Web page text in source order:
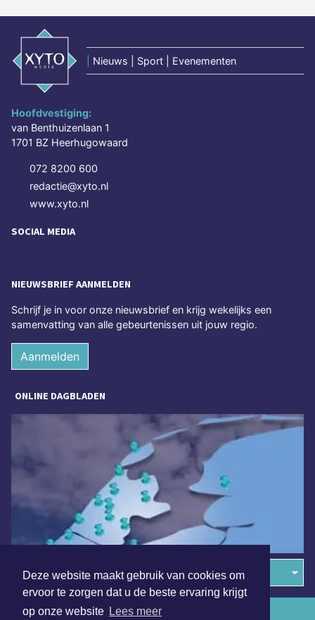
Deze website maakt gebruik van cookies om
ervoor te zorgen dat u de beste ervaring krijgt
op onze website Lees meer
Nieuws | Sport | Evenementen
Hoofdvestiging:
van Benthuizenlaan 1
1701 BZ Heerhugowaard
072 8200 600
redactie@xyto.nl
www.xyto.nl
SOCIAL MEDIA
NIEUWSBRIEF AANMELDEN
Schrijf je in voor onze nieuwsbrief en krijg wekelijks een
samenvatting van alle gebeurtenissen uit jouw regio.
Aanmelden
ONLINE DAGBLADEN
Overige dagbladen in de regio
Algemene voorwaarden